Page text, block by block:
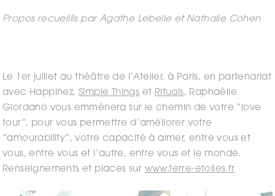
Propos recueillis par Agathe Lebelle et Nathalie Cohen
Le 1er juillet au théâtre de l’Atelier, à Paris, en partenariat
avec Happinez,Simple Things et Rituals, Raphaëlle
Giordano vous emmènera sur le chemin de votre ”love
tour”, pour vous permettre d’améliorer votre
”amourability”, votre capacité à aimer, entre vous et
vous, entre vous et l’autre, entre vous et le monde.
Renseignements et places sur www.terre-etoiles.fr